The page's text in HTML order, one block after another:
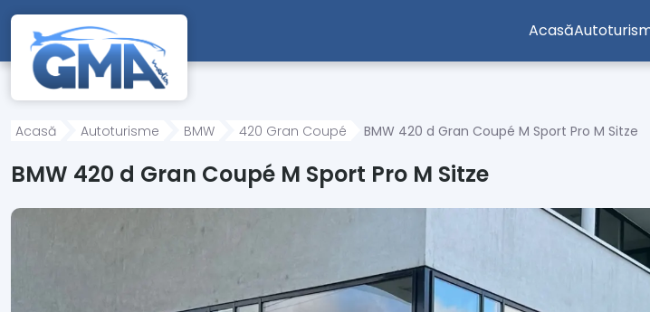
Mergi direct la conținutul principal
Acasă
Acasă Autoturisme BMW 420 Gran Coupé BMW 420 d Gran Coupé M Sport Pro M Sitze
BMW 420 d Gran Coupé M Sport Pro M Sitze